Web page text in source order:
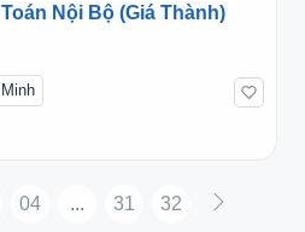
Nội Bộ (Giá Thành)
04 ... 31 32